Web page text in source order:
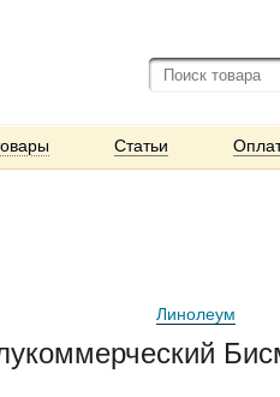
Статьи
Линолеум